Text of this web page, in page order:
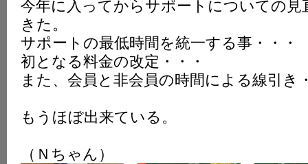
今年に入ってからサポートについての見
きた。
サポートの最低時間を統一する事・・・
初となる料金の改定・・・
また、会員と非会員の時間による線引き
もうほぼ出来ている。
（Ｎちゃん）